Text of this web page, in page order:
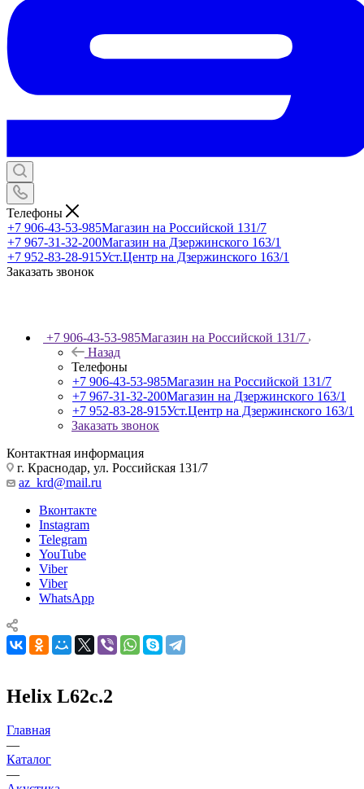
Телефоны
+7 906-43-53-985Магазин на Российской 131/7
+7 967-31-32-200Магазин на Дзержинского 163/1
+7 952-83-28-915Уст.Центр на Дзержинского 163/1
Заказать звонок
+7 906-43-53-985Магазин на Российской 131/7
Назад
Телефоны
+7 906-43-53-985Магазин на Российской 131/7
+7 967-31-32-200Магазин на Дзержинского 163/1
+7 952-83-28-915Уст.Центр на Дзержинского 163/1
Заказать звонок
Контактная информация
г. Краснодар, ул. Российская 131/7
az_krd@mail.ru
Вконтакте
Instagram
Telegram
YouTube
Viber
Viber
WhatsApp
Helix L62c.2
Главная
—
Каталог
—